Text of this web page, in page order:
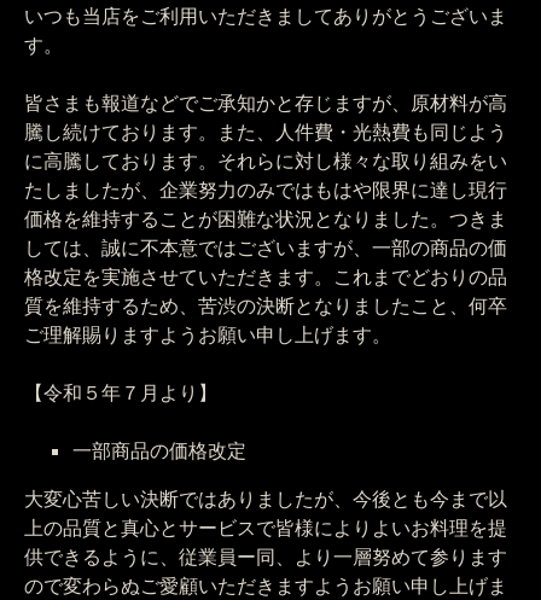
いつも当店をご利用いただきましてありがとうございま
す。
皆さまも報道などでご承知かと存じますが、原材料が高
騰し続けております。また、人件費・光熱費も同じよう
に高騰しております。それらに対し様々な取り組みをい
たしましたが、企業努力のみではもはや限界に達し現行
価格を維持することが困難な状況となりました。つきま
しては、誠に不本意ではございますが、一部の商品の価
格改定を実施させていただきます。これまでどおりの品
質を維持するため、苦渋の決断となりましたこと、何卒
ご理解賜りますようお願い申し上げます。
【令和５年７月より】
一部商品の価格改定
大変心苦しい決断ではありましたが、今後とも今まで以
上の品質と真心とサービスで皆様によりよいお料理を提
供できるように、従業員ー同、より一層努めて参ります
ので変わらぬご愛顧いただきますようお願い申し上げま